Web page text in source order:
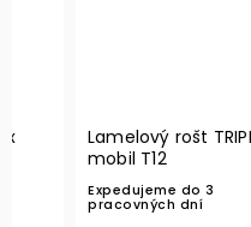
Lamelový rošt
mobil T12
Expedujeme do 3
pracovných dní